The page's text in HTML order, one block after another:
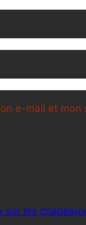
e-mail et
sur les